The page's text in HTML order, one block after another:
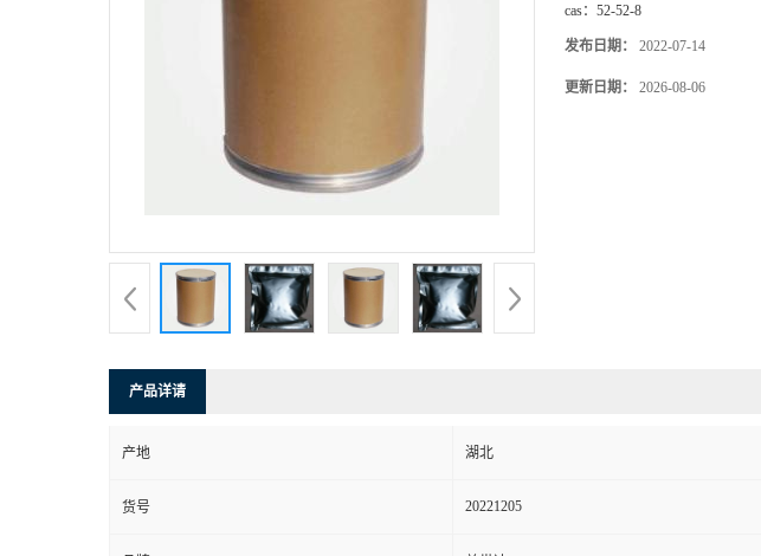
cas： 52-52-8
发布日期： 2022-07-14
更新日期： 2026-08-06
产品详请
产地 湖北
货号 20221205